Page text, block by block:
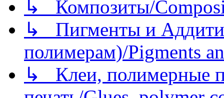
↳ Композиты/
↳ Пигменты и
полимерам)/Pigments
↳ Клеи, полимерные